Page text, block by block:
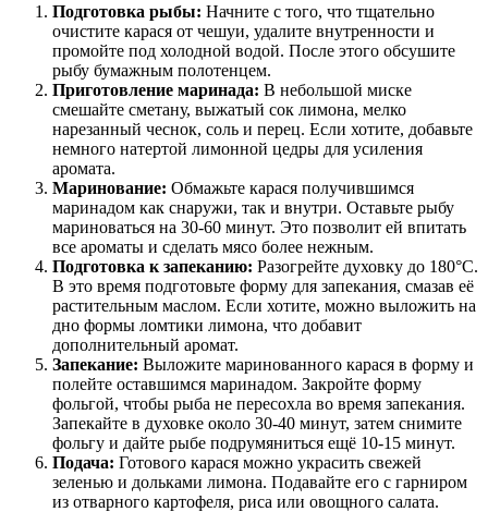
Подготовка рыбы: Начните с того, что тщательно
очистите карася от чешуи, удалите внутренности и
промойте под холодной водой. После этого обсушите
рыбу бумажным полотенцем.
Приготовление маринада: В небольшой миске
смешайте сметану, выжатый сок лимона, мелко
нарезанный чеснок, соль и перец. Если хотите, добавьте
немного натертой лимонной цедры для усиления
аромата.
Маринование: Обмажьте карася получившимся
маринадом как снаружи, так и внутри. Оставьте рыбу
мариноваться на 30-60 минут. Это позволит ей впитать
все ароматы и сделать мясо более нежным.
Подготовка к запеканию: Разогрейте духовку до 180°C.
В это время подготовьте форму для запекания, смазав её
растительным маслом. Если хотите, можно выложить на
дно формы ломтики лимона, что добавит
дополнительный аромат.
Запекание: Выложите маринованного карася в форму и
полейте оставшимся маринадом. Закройте форму
фольгой, чтобы рыба не пересохла во время запекания.
Запекайте в духовке около 30-40 минут, затем снимите
фольгу и дайте рыбе подрумяниться ещё 10-15 минут.
Подача: Готового карася можно украсить свежей
зеленью и дольками лимона. Подавайте его с гарниром
из отварного картофеля, риса или овощного салата.